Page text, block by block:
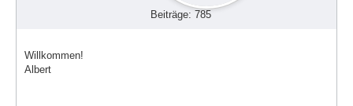
Beiträge: 785
Willkommen!
Albert